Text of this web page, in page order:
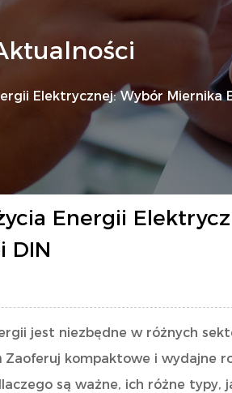
Elektrycznej: Wybór Miernika
Energii
DIN
jest niezbędne w różnych
Zaoferuj kompaktowe i wydajne
są ważne, ich różne